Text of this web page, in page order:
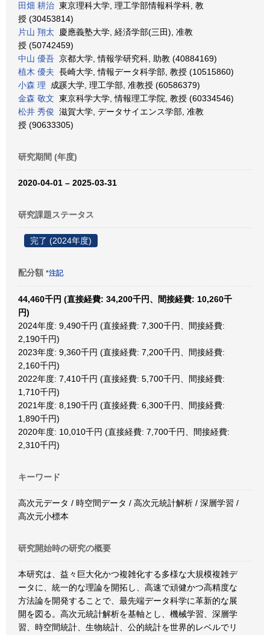
田畑 耕治 東京理科大学, 理工学部情報科学科, 教
授 (30453814)
片山 翔太 慶應義塾大学, 経済学部(三田), 准教
授 (50742459)
中山 優吾 京都大学, 情報学研究科, 助教 (40884169)
植木 優夫 長崎大学, 情報データ科学部, 教授 (10515860)
小森 理 成蹊大学, 理工学部, 准教授 (60586379)
金森 敬文 東京科学大学, 情報理工学院, 教授 (60334546)
松井 秀俊 滋賀大学, データサイエンス学部, 准教
授 (90633305)
研究期間 (年度)
2020-04-01 – 2025-03-31
研究課題ステータス
完了 (2024年度)
配分額 *注記
44,460千円 (直接経費: 34,200千円、間接経費: 10,260千
円)
2024年度: 9,490千円 (直接経費: 7,300千円、間接経費:
2,190千円)
2023年度: 9,360千円 (直接経費: 7,200千円、間接経費:
2,160千円)
2022年度: 7,410千円 (直接経費: 5,700千円、間接経費:
1,710千円)
2021年度: 8,190千円 (直接経費: 6,300千円、間接経費:
1,890千円)
2020年度: 10,010千円 (直接経費: 7,700千円、間接経費:
2,310千円)
キーワード
高次元データ / 時空間データ / 高次元統計解析 / 深層学習 /
高次元小標本
研究開始時の研究の概要
本研究は、益々巨大化かつ複雑化する多様な大規模複雑デ
ータに、統一的な理論を開拓し、高速で頑健かつ高精度な
方法論を開発することで、最先端データ科学に革新的な展
開を図る。高次元統計解析を基軸とし、機械学習、深層学
習、時空間統計、生物統計、公的統計を世界的レベルでリ